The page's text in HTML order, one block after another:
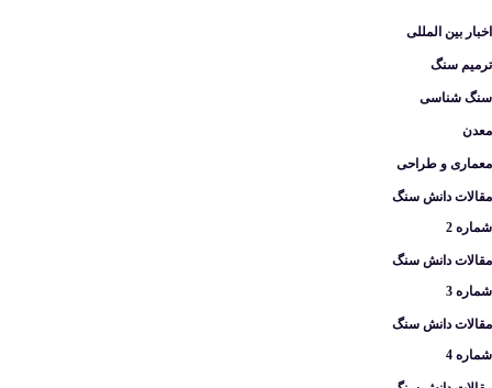
اخبار بین المللی
ترمیم سنگ
سنگ شناسی
معدن
معماری و طراحی
مقالات دانش سنگ
شماره 2
مقالات دانش سنگ
شماره 3
مقالات دانش سنگ
شماره 4